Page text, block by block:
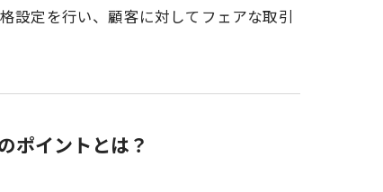
設定を行い、顧客に対してフェアな取引
ポイントとは？